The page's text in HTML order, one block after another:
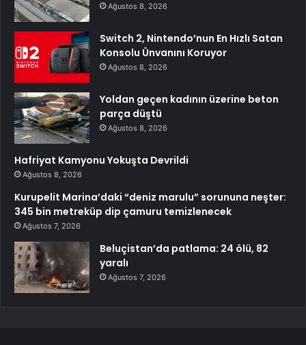
Ağustos 8, 2026
Switch 2, Nintendo’nun En Hızlı Satan
Konsolu Ünvanını Koruyor
Ağustos 8, 2026
Yoldan geçen kadının üzerine beton
parça düştü
Ağustos 8, 2026
Hafriyat Kamyonu Yokuşta Devrildi
Ağustos 8, 2026
Kurupelit Marina’daki “deniz marulu” sorununa neşter:
345 bin metreküp dip çamuru temizlenecek
Ağustos 7, 2026
Beluçistan’da patlama: 24 ölü, 82
yaralı
Ağustos 7, 2026